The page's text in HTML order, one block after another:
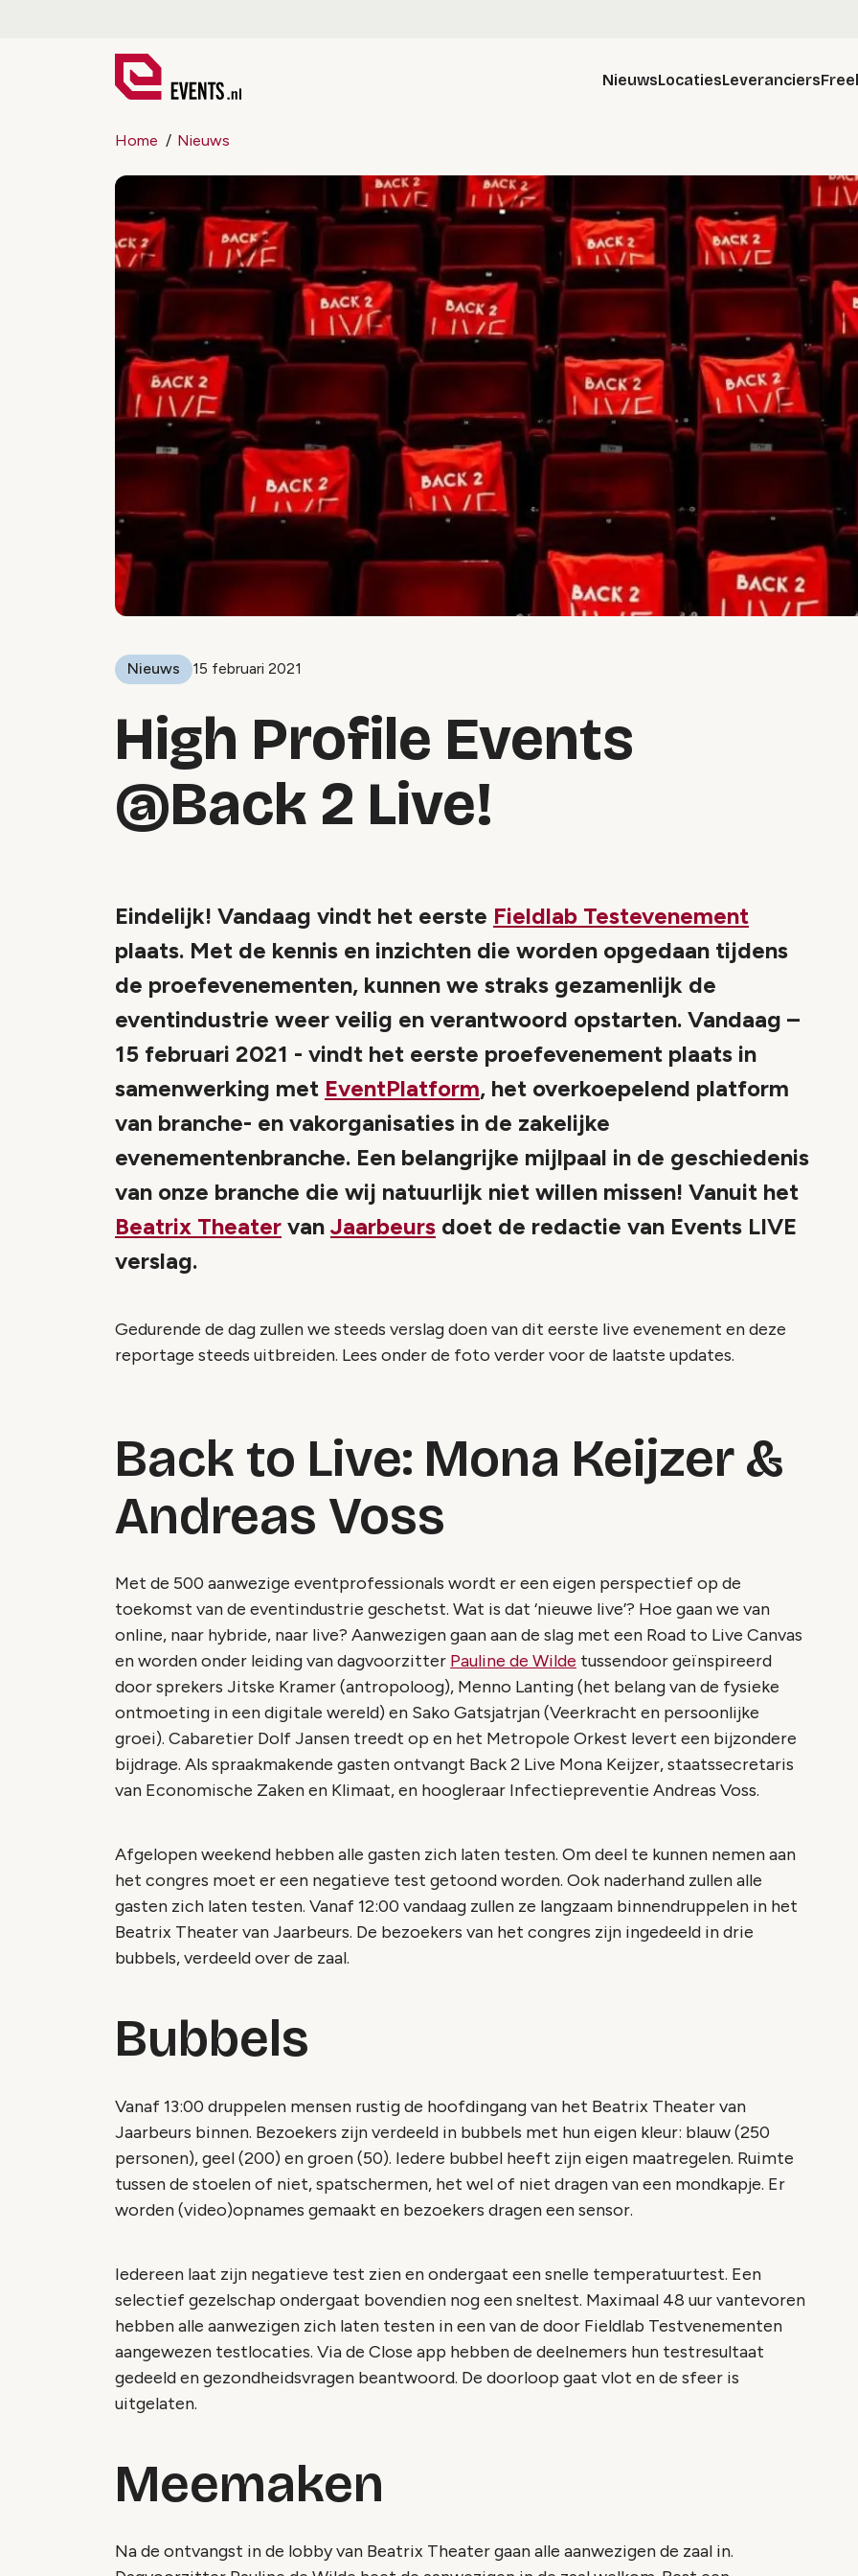
NieuwsLocatiesLeveranciers
Home Nieuws
Nieuws 15 februari 2021
High Profile Events
@Back 2 Live!
Eindelijk! Vandaag vindt het eerste Fieldlab Testevenement
plaats. Met de kennis en inzichten die worden opgedaan tijdens
de proefevenementen, kunnen we straks gezamenlijk de
eventindustrie weer veilig en verantwoord opstarten. Vandaag –
15 februari 2021 - vindt het eerste proefevenement plaats in
samenwerking met EventPlatform, het overkoepelend platform
van branche- en vakorganisaties in de zakelijke
evenementenbranche. Een belangrijke mijlpaal in de geschiedenis
van onze branche die wij natuurlijk niet willen missen! Vanuit het
Beatrix Theater van Jaarbeurs doet de redactie van Events LIVE
verslag.
Gedurende de dag zullen we steeds verslag doen van dit eerste live evenement en deze
reportage steeds uitbreiden. Lees onder de foto verder voor de laatste updates.
Back to Live: Mona Keijzer &
Andreas Voss
Met de 500 aanwezige eventprofessionals wordt er een eigen perspectief op de
toekomst van de eventindustrie geschetst. Wat is dat ‘nieuwe live’? Hoe gaan we van
online, naar hybride, naar live? Aanwezigen gaan aan de slag met een Road to Live Canvas
en worden onder leiding van dagvoorzitter Pauline de Wilde tussendoor geïnspireerd
door sprekers Jitske Kramer (antropoloog), Menno Lanting (het belang van de fysieke
ontmoeting in een digitale wereld) en Sako Gatsjatrjan (Veerkracht en persoonlijke
groei). Cabaretier Dolf Jansen treedt op en het Metropole Orkest levert een bijzondere
bijdrage. Als spraakmakende gasten ontvangt Back 2 Live Mona Keijzer, staatssecretaris
van Economische Zaken en Klimaat, en hoogleraar Infectiepreventie Andreas Voss.
Afgelopen weekend hebben alle gasten zich laten testen. Om deel te kunnen nemen aan
het congres moet er een negatieve test getoond worden. Ook naderhand zullen alle
gasten zich laten testen. Vanaf 12:00 vandaag zullen ze langzaam binnendruppelen in het
Beatrix Theater van Jaarbeurs. De bezoekers van het congres zijn ingedeeld in drie
bubbels, verdeeld over de zaal.
Bubbels
Vanaf 13:00 druppelen mensen rustig de hoofdingang van het Beatrix Theater van
Jaarbeurs binnen. Bezoekers zijn verdeeld in bubbels met hun eigen kleur: blauw (250
personen), geel (200) en groen (50). Iedere bubbel heeft zijn eigen maatregelen. Ruimte
tussen de stoelen of niet, spatschermen, het wel of niet dragen van een mondkapje. Er
worden (video)opnames gemaakt en bezoekers dragen een sensor.
Iedereen laat zijn negatieve test zien en ondergaat een snelle temperatuurtest. Een
selectief gezelschap ondergaat bovendien nog een sneltest. Maximaal 48 uur vantevoren
hebben alle aanwezigen zich laten testen in een van de door Fieldlab Testvenementen
aangewezen testlocaties. Via de Close app hebben de deelnemers hun testresultaat
gedeeld en gezondheidsvragen beantwoord. De doorloop gaat vlot en de sfeer is
uitgelaten.
Meemaken
Na de ontvangst in de lobby van Beatrix Theater gaan alle aanwezigen de zaal in.